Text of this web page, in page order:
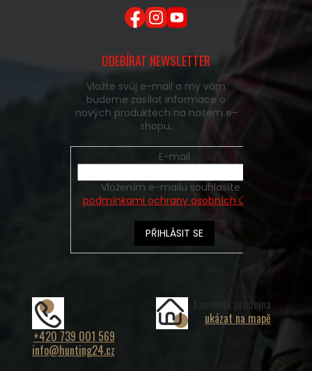
ODEBÍRAT NEWSLETTER
Vložte svůj e-mail a my vám
budeme zasílat informace o
nových produktech na našem e-
shopu.
E-mail
podmínkami ochrany osobních údajů
PŘIHLÁSIT SE
+420 739 001 569
info@hunting24.cz
Kamenná prodejna
ukázat na mapě